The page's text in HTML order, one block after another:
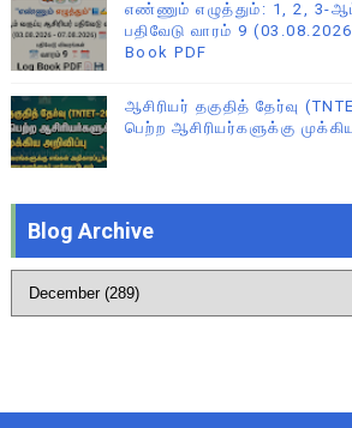
எண்ணும் எழுத்தும்: 1, 2, 3-ஆம்
பதிவேடு வாரம் 9
Book PDF
ஆசிரியர் தகுதித் தேர்வு
பெற்ற ஆசிரியர்களுக்கு முக்கிய
Blog Archive